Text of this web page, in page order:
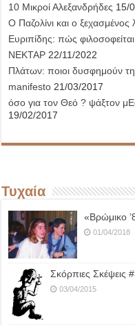
10 Μικροί Αλεξανδρήδες 15/
Ο Παζολίνι και ο ξεχασμένος
Ευριπίδης: πώς
ΝΕΚΤΑΡ 22/11/2022
Πλάτων: ποιοι δυσφημούν
manifesto 21/03/2017
όσο για τον Θεό ? ψάξτον
19/02/2017
Τυχαία
«Βρώμικο
01/04/2018
Σκόρπιες Σκέψεις
03/04/2015